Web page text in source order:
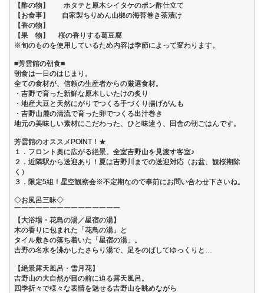
【酢の物】 ホタテと原木シイタケのポン酢仕立て
【お食事】 自家製ちりめん山椒の海苔巻き茶漬け
【香の物】
【果 物】 桜の香りする葛豆腐
※旬のものを使用しているため内容は季節によって変わります。
■芳雲館の朝食■
朝食は一日のはじまり。
全ての食材が、信頼の生産者からの厳選食材。
・吉野で育った新鮮な原木しいたけの炙り
・地産大豆と天然にがりでつくる手づくり揚げがんも
・吉野山麓の清流で育った卵でつくる出汁巻き
地元の美味しい素材にこだわった、ひと味違う、田舎の朝ごはんです。
芳雲館のオススメPOINT！★
１．フロント奥に広がる絶景。全室吉野山を見渡す客室♪
２．近隣駅から送迎あり！夏は吉野川までの送迎対応（お盆、観桜期除
く）
３．限定5組！星空観察会※不定期なので事前にお問い合わせ下さいね。
◇お風呂三昧◇
￣￣￣￣￣￣￣￣￣￣￣￣￣￣￣
【大浴場・花鳥の湯／星宿の湯】
木の香りに包まれた「花鳥の湯」と
タイル敷きの落ち着いた「星宿の湯」。
吉野の名水を沸かしたさらり湯で、足をのばしてゆっくりと…
【絶景露天風呂・雪月花】
吉野山の大自然が目の前に迫る露天風呂。
四季折々で様々な表情を魅せる吉野山を眺めながら